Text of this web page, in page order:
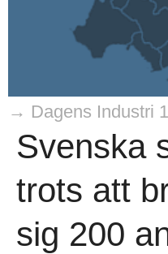
→ Dagens Industri
Svenska
trots att
sig 200